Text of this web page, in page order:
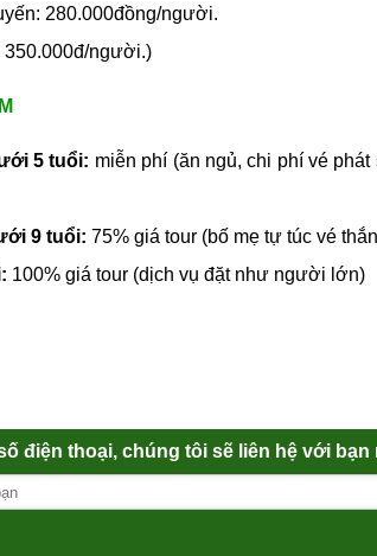
280.000đồng/người.
350.000đ/người.)
5 tuổi: miễn phí (ăn ngủ, chi phí vé
9 tuổi: 75% giá tour (bố mẹ tự túc vé
100% giá tour (dịch vụ đặt như người lớn)
điện thoại, chúng tôi sẽ liên hệ với bạn